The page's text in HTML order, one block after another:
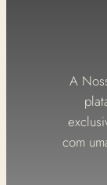
A
com